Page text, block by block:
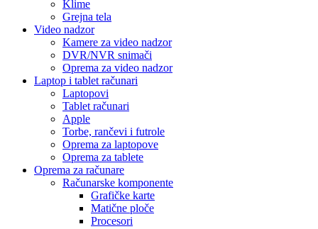
Klime
Grejna tela
Video nadzor
Kamere za video nadzor
DVR/NVR snimači
Oprema za video nadzor
Laptop i tablet računari
Laptopovi
Tablet računari
Apple
Torbe, rančevi i futrole
Oprema za laptopove
Oprema za tablete
Oprema za računare
Računarske komponente
Grafičke karte
Matične ploče
Procesori